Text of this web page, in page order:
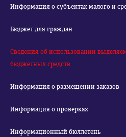
Информация о субъектах малого и
Бюджет для граждан
Сведения об использовании
бюджетных средств
Информация о размещении заказов
Информация о проверках
Информационный бюллетень